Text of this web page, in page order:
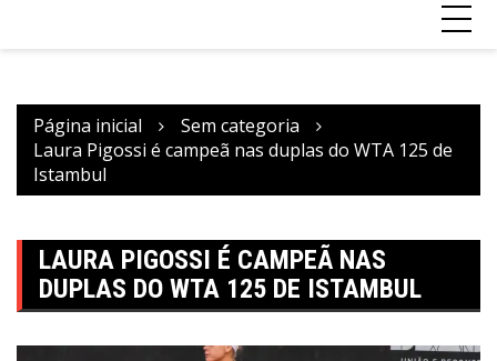
Página inicial
Sem categoria
Laura Pigossi é campeã nas duplas do WTA 125 de
Istambul
LAURA PIGOSSI É CAMPEÃ NAS
DUPLAS DO WTA 125 DE ISTAMBUL